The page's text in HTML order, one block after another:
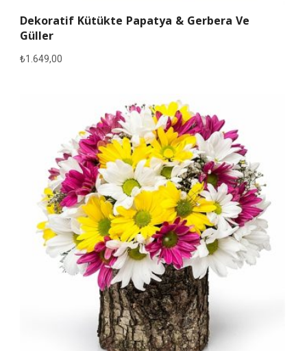
Dekoratif Kütükte Papatya & Gerbera Ve
Güller
₺1.649,00